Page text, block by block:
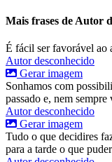
Mais frases de Autor
É fácil ser favorável ao
Autor desconhecido
Gerar imagem
Sonhamos com
passado e, nem
Autor desconhecido
Gerar imagem
Tudo o que decidires
para a tarde o que